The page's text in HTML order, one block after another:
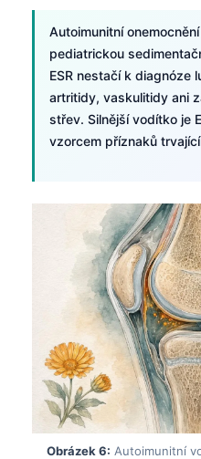
Autoimunitní
pediatrickou
ESR nestačí k diagnóze
artritidy, vaskulitidy ani
střev. Silnější vodítko je
vzorcem příznaků
Obrázek 6: Autoimunitní